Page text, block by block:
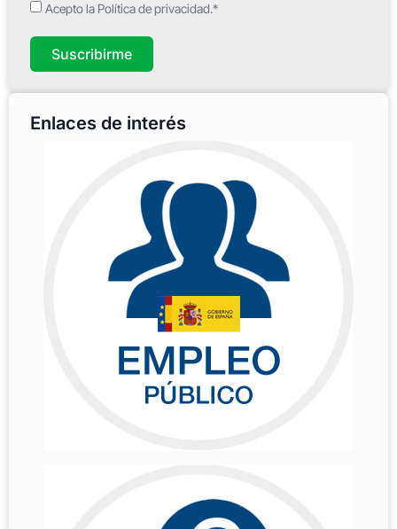
Acepto la Política de privacidad.*
Suscribirme
Enlaces de interés